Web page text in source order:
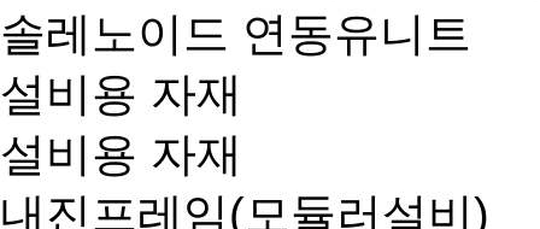
솔레노이드 연동유니트
설비용 자재
설비용 자재
내진프레임(모듈러설비)